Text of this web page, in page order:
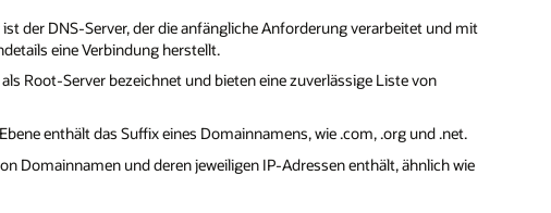
der DNS-Server, der die anfängliche Anforderung verarbeitet und mit
eine Verbindung herstellt.
Root-Server bezeichnet und bieten eine zuverlässige Liste von
enthält das Suffix eines Domainnamens, wie .com, .org und .net.
Domainnamen und deren jeweiligen IP-Adressen enthält, ähnlich wie